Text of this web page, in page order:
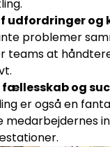
udfordringer og
problemer
teams at
fællesskab og
er også en
medarbejdernes